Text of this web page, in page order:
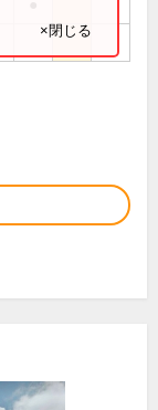
×閉じる